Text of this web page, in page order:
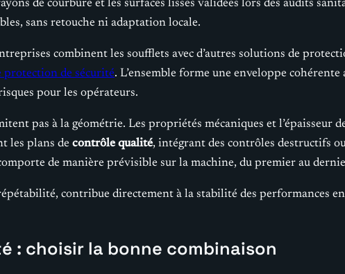
de courbure et les surfaces lisses validées lors des audits
sans retouche ni adaptation locale.
combinent les soufflets avec d’autres solutions de
protection de sécurité. L’ensemble forme une enveloppe
pour les opérateurs.
pas à la géométrie. Les propriétés mécaniques et l’épaisseur
les plans de contrôle qualité, intégrant des contrôles destructifs
de manière prévisible sur la machine, du premier au
contribue directement à la stabilité des performances
: choisir la bonne combinaison